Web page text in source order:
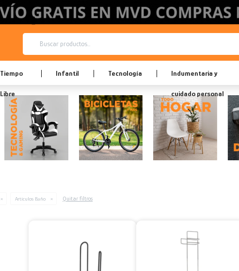
Tiempo
Libre
Infantil Tecnología Indumentaria y
cuidado personal
Artículos Baño Quitar filtros